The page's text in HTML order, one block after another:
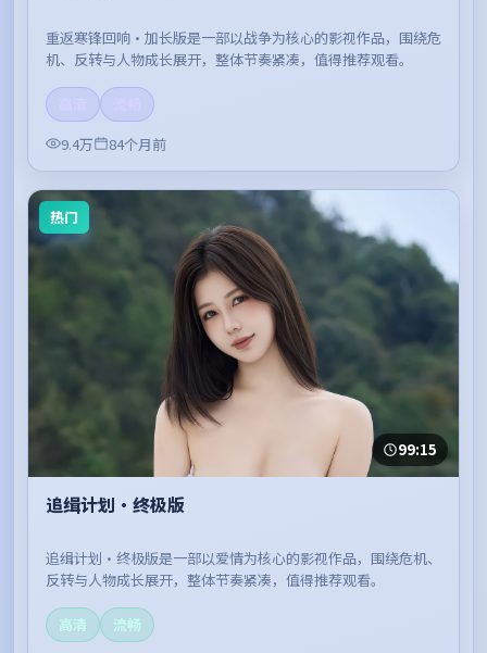
重返寒锋回响·加长版是一部以战争为核心的影视作品，围绕危
机、反转与人物成长展开，整体节奏紧凑，值得推荐观看。
9.4万
84个月前
热门
99:15
追缉计划·终极版
追缉计划·终极版是一部以爱情为核心的影视作品，围绕危机、
反转与人物成长展开，整体节奏紧凑，值得推荐观看。
高清
流畅